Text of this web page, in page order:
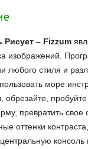
Рисует – Fizzum
изображений.
любого стиля и
море
превратить свое
оттенки